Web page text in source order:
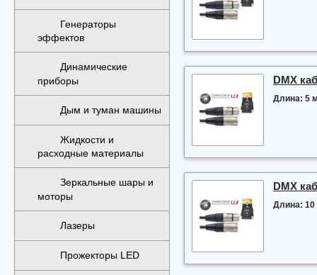
Генераторы
эффектов
Динамические
приборы
Дым и туман машины
Жидкости и
расходные материалы
Зеркальные шары и
моторы
Лазеры
Прожекторы LED
DMX
Длина: 5
DMX
Длина: 10